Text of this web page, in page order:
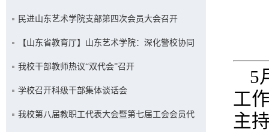
民进山东艺术学院支部第四次会员大会召开
【山东省教育厅】山东艺术学院：深化警校协同
共治 筑牢平安校园防线
我校干部教师热议“双代会”召开
学校召开科级干部集体谈话会
我校第八届教职工代表大会暨第七届工会会员代
5
工
主